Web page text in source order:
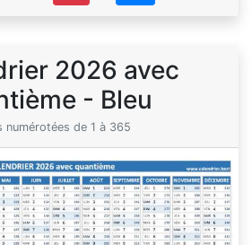
2026 avec
- Bleu
numérotées de 1 à 365